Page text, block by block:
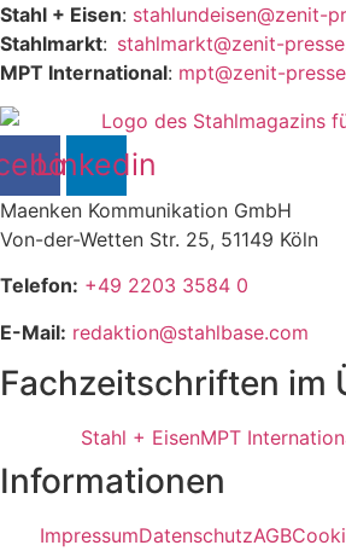
Stahl + Eisen: stahlundeisen@zenit-
Stahlmarkt: stahlmarkt@zenit-
MPT International: mpt@zenit-
Linkedin
Maenken Kommunikation GmbH
Von-der-Wetten Str. 25, 51149 Köln
Telefon: +49 2203 3584 0
E-Mail: redaktion@stahlbase.com
Fachzeitschriften im
Stahl + EisenMPT
Informationen
ImpressumDatenschutzAGB